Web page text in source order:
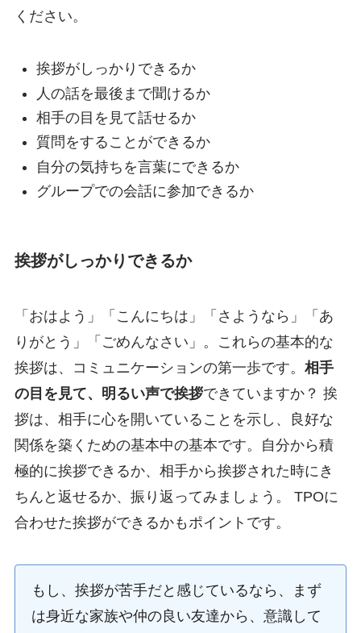
ください。
挨拶がしっかりできるか
人の話を最後まで聞けるか
相手の目を見て話せるか
質問をすることができるか
自分の気持ちを言葉にできるか
グループでの会話に参加できるか
挨拶がしっかりできるか
「おはよう」「こんにちは」「さようなら」「あ
りがとう」「ごめんなさい」。これらの基本的な
挨拶は、コミュニケーションの第一歩です。 相手
の目を見て、明るい声で挨拶できていますか？ 挨
拶は、相手に心を開いていることを示し、良好な
関係を築くための基本中の基本です。自分から積
極的に挨拶できるか、相手から挨拶された時にき
ちんと返せるか、振り返ってみましょう。 TPOに
合わせた挨拶ができるかもポイントです。
もし、挨拶が苦手だと感じているなら、まず
は身近な家族や仲の良い友達から、意識して